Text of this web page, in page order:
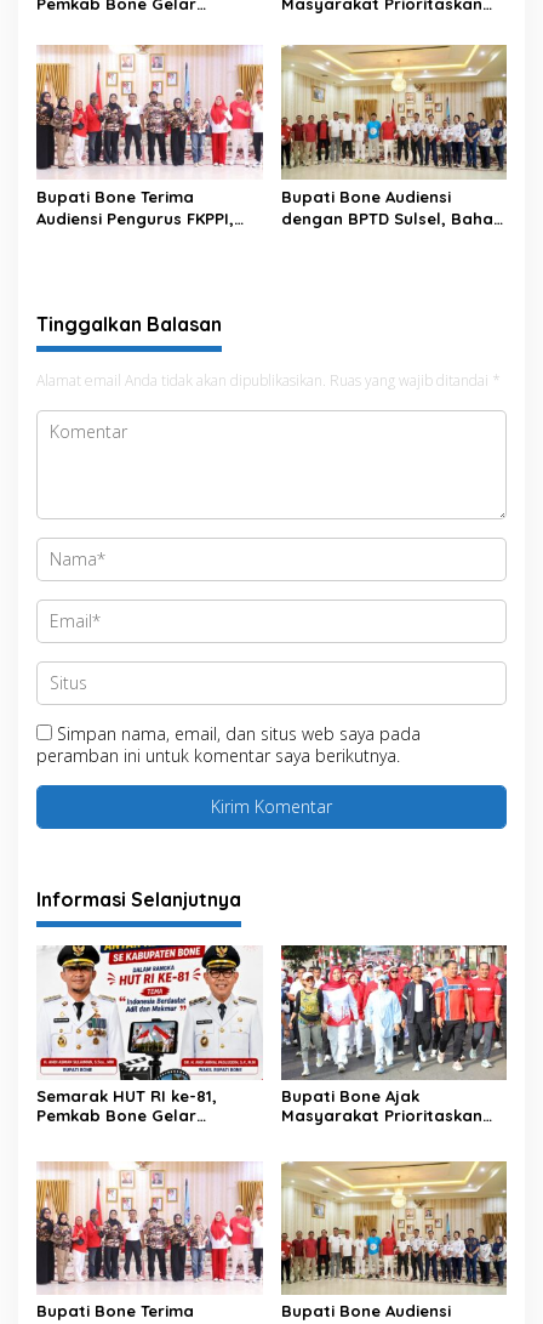
Pemkab Bone Gelar
Antar Kecamatan
Masyarakat Prioritaskan
HUT ke-81 RI di Lamuru
Bupati Bone Terima
Audiensi Pengurus FKPPI,
Bupati Bone Audiensi
dengan BPTD Sulsel, Bahas
Tinggalkan Balasan
Alamat email Anda tidak akan dipublikasikan. Ruas yang wajib ditandai *
Simpan nama, email, dan situs web saya pada
peramban ini untuk komentar saya berikutnya.
Informasi Selanjutnya
Semarak HUT RI ke-81,
Pemkab Bone Gelar
Bupati Bone Ajak
Masyarakat Prioritaskan
Bupati Bone Terima
Bupati Bone Audiensi